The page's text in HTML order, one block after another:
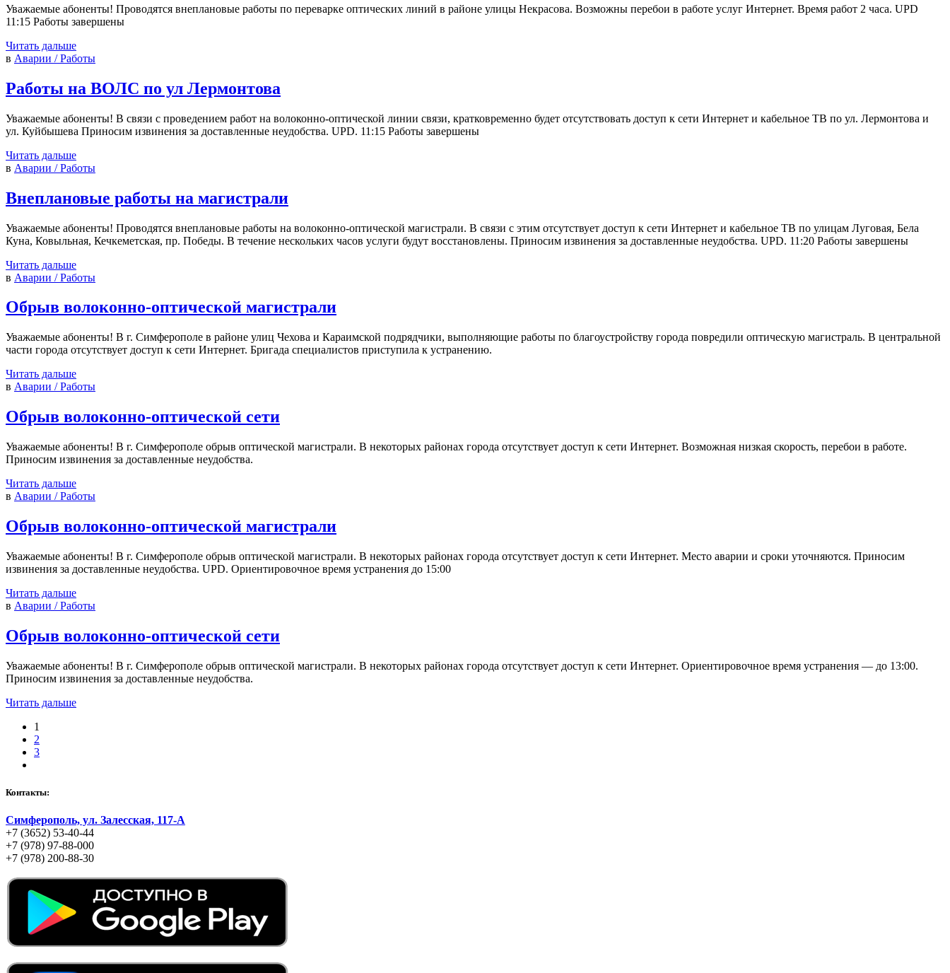
Уважаемые абоненты! Проводятся внеплановые работы по переварке оптических линий в районе улицы Некрасова. Возможны перебои в работе услуг Интернет. Время работ 2 часа. UPD
11:15 Работы завершены
Читать дальше
в Аварии / Работы
Работы на ВОЛС по ул Лермонтова
Уважаемые абоненты! В связи с проведением работ на волоконно-оптической линии связи, кратковременно будет отсутствовать доступ к сети Интернет и кабельное ТВ по ул. Лермонтова и
ул. Куйбышева Приносим извинения за доставленные неудобства. UPD. 11:15 Работы завершены
Читать дальше
в Аварии / Работы
Внеплановые работы на магистрали
Уважаемые абоненты! Проводятся внеплановые работы на волоконно-оптической магистрали. В связи с этим отсутствует доступ к сети Интернет и кабельное ТВ по улицам Луговая, Бела
Куна, Ковыльная, Кечкеметская, пр. Победы. В течение нескольких часов услуги будут восстановлены. Приносим извинения за доставленные неудобства. UPD. 11:20 Работы завершены
Читать дальше
в Аварии / Работы
Обрыв волоконно-оптической магистрали
Уважаемые абоненты! В г. Симферополе в районе улиц Чехова и Караимской подрядчики, выполняющие работы по благоустройству города повредили оптическую магистраль. В центральной
части города отсутствует доступ к сети Интернет. Бригада специалистов приступила к устранению.
Читать дальше
в Аварии / Работы
Обрыв волоконно-оптической сети
Уважаемые абоненты! В г. Симферополе обрыв оптической магистрали. В некоторых районах города отсутствует доступ к сети Интернет. Возможная низкая скорость, перебои в работе.
Приносим извинения за доставленные неудобства.
Читать дальше
в Аварии / Работы
Обрыв волоконно-оптической магистрали
Уважаемые абоненты! В г. Симферополе обрыв оптической магистрали. В некоторых районах города отсутствует доступ к сети Интернет. Место аварии и сроки уточняются. Приносим
извинения за доставленные неудобства. UPD. Ориентировочное время устранения до 15:00
Читать дальше
в Аварии / Работы
Обрыв волоконно-оптической сети
Уважаемые абоненты! В г. Симферополе обрыв оптической магистрали. В некоторых районах города отсутствует доступ к сети Интернет. Ориентировочное время устранения — до 13:00.
Приносим извинения за доставленные неудобства.
Читать дальше
1
2
3
Контакты:
Симферополь, ул. Залесская, 117-А
+7 (3652) 53-40-44
+7 (978) 97-88-000
+7 (978) 200-88-30